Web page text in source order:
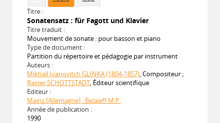
Titre :
Sonatensatz : für Fagott und Klavier
Titre traduit :
Mouvement de sonate : pour basson et piano
Type de document :
Partition du répertoire et pédagogie par instrument
Auteurs :
Mikhaïl Ivanovitch GLINKA (1804-1857), Compositeur ;
Rainer SCHOTTSTADT, Éditeur scientifique
Editeur :
Mainz [Allemagne] : Belaïeff M.P.
Année de publication :
1990